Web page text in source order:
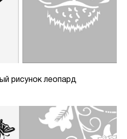
рисунок леопард